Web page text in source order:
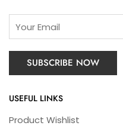
USEFUL LINKS
Product Wishlist